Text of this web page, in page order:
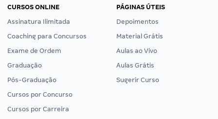
CURSOS ONLINE
Assinatura Ilimitada
Coaching para Concursos
Exame de Ordem
Graduação
Pós-Graduação
Cursos por Concurso
Cursos por Carreira
PÁGINAS ÚTEIS
Depoimentos
Material Grátis
Aulas ao Vivo
Aulas Grátis
Sugerir Curso